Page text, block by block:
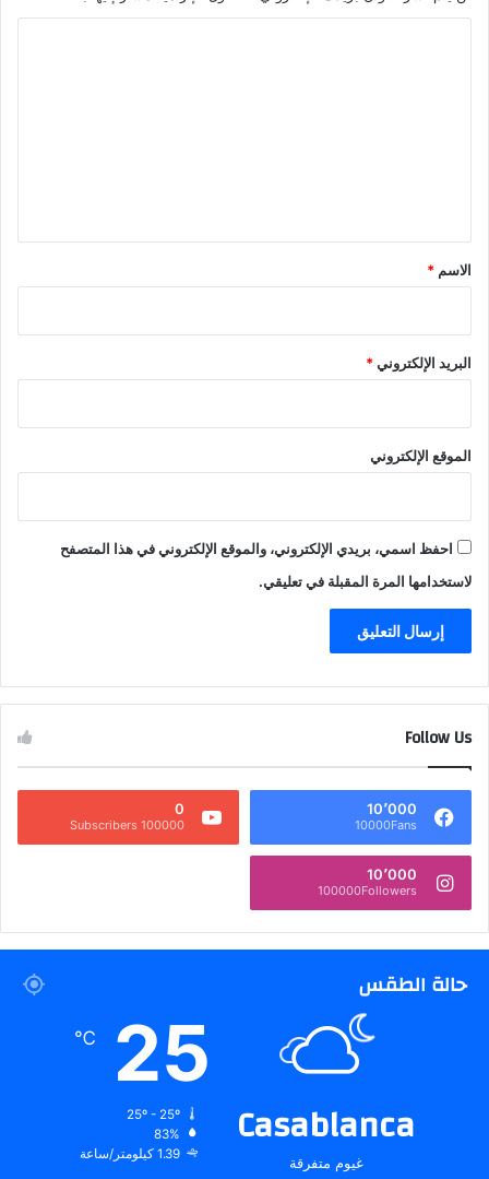
*
الاسم *
البريد الإلكتروني*
الموقع الإلكتروني
احفظ اسمي، بريدي الإلكتروني، والموقع الإلكتروني في هذا المتصفح
لاستخدامها المرة المقبلة في تعليقي.
Follow Us
10٬000
10000Fans
0
100000 Subscribers
10٬000
100000Followers
حالة الطقس
Casablanca
غيوم متفرقة
25
℃
83%
1.39 كيلومتر/ساعة